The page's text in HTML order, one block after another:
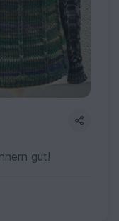
gut!